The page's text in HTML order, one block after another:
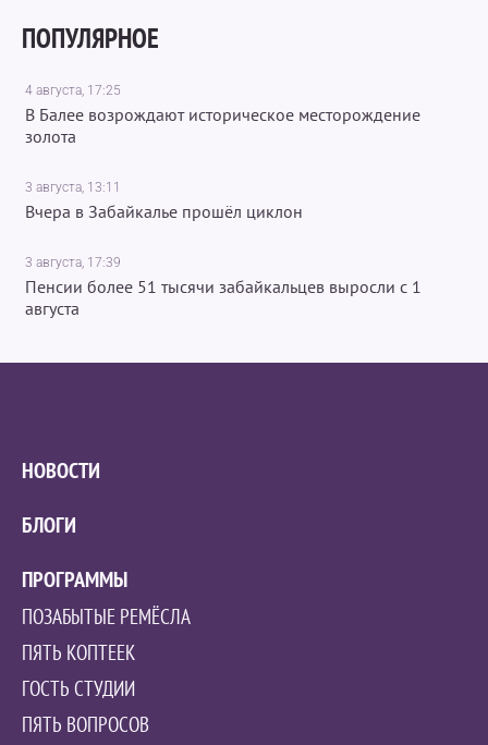
ПОПУЛЯРНОЕ
4 августа, 17:25
В Балее возрождают историческое месторождение
золота
3 августа, 13:11
Вчера в Забайкалье прошёл циклон
3 августа, 17:39
Пенсии более 51 тысячи забайкальцев выросли с 1
августа
НОВОСТИ
БЛОГИ
ПРОГРАММЫ
ПОЗАБЫТЫЕ РЕМЁСЛА
ПЯТЬ КОПТЕЕК
ГОСТЬ СТУДИИ
ПЯТЬ ВОПРОСОВ